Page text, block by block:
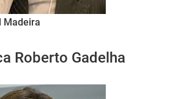
Madeira
Roberto Gadelha